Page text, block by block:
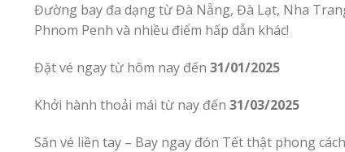
Đường bay đa dạng từ Đà Nẵng, Đà Lạt, Nha
Phnom Penh và nhiều điểm hấp dẫn khác!
Đặt vé ngay từ hôm nay đến 31/01/2025
Khởi hành thoải mái từ nay đến 31/03/2025
Săn vé liền tay – Bay ngay đón Tết thật phong